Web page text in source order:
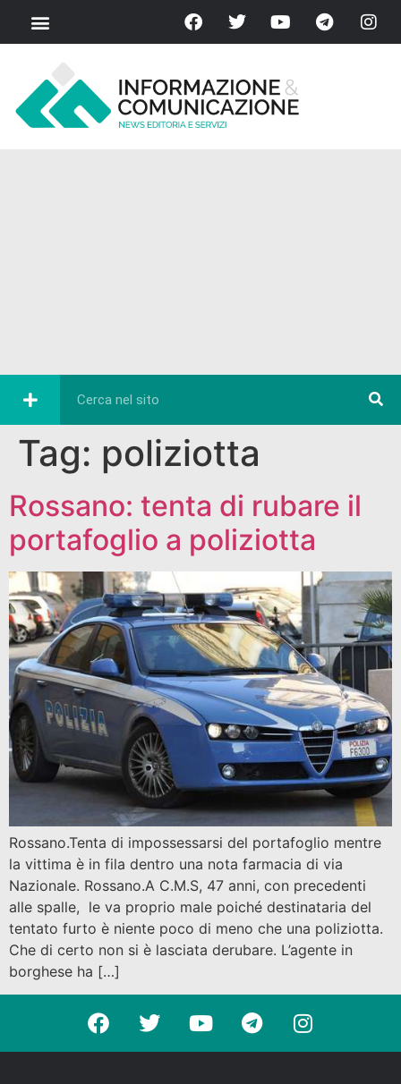
Tag: poliziotta
Rossano: tenta di rubare il
portafoglio a poliziotta
Rossano.Tenta di impossessarsi del portafoglio mentre
la vittima è in fila dentro una nota farmacia di via
Nazionale. Rossano.A C.M.S, 47 anni, con precedenti
alle spalle, le va proprio male poiché destinataria del
tentato furto è niente poco di meno che una poliziotta.
Che di certo non si è lasciata derubare. L’agente in
borghese ha […]